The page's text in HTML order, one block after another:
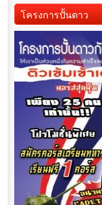
โครงการปั้นดาว